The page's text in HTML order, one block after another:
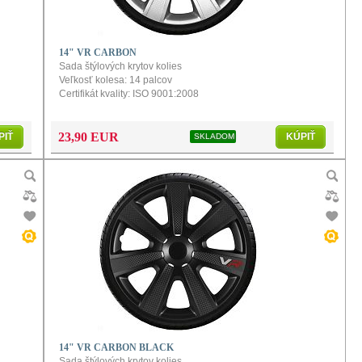
14" VR CARBON
Sada štýlových krytov kolies
Veľkosť kolesa: 14 palcov
Certifikát kvality: ISO 9001:2008
Povrch: carbónový vzhľad
Konfigurátor a návod na montáž naleznete po kliknutí na
23,90 EUR SKLADOM KÚPIŤ
14" VR CARBON BLACK